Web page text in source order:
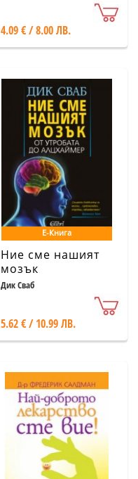
4.09 € / 8.00 ЛВ.
Е-Книга
Ние сме нашият
мозък
Дик Сваб
5.62 € / 10.99 ЛВ.